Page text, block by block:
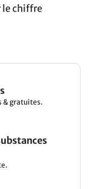
le chiffre
& gratuites.